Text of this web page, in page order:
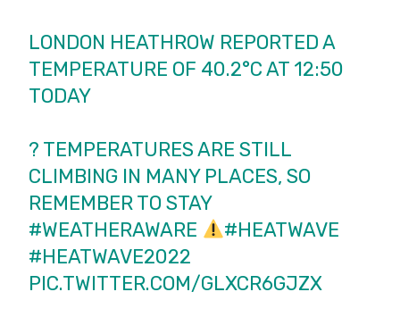
LONDON HEATHROW REPORTED A
TEMPERATURE OF 40.2°C AT 12:50
TODAY
? TEMPERATURES ARE STILL
CLIMBING IN MANY PLACES, SO
REMEMBER TO STAY
#WEATHERAWARE
#HEATWAVE
#HEATWAVE2022
PIC.TWITTER.COM/GLXCR6GJZX